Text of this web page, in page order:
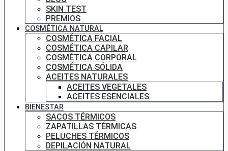
SKIN TEST
PREMIOS
COSMÉTICA NATURAL
COSMÉTICA FACIAL
COSMÉTICA CAPILAR
COSMÉTICA CORPORAL
COSMÉTICA SÓLIDA
ACEITES NATURALES
ACEITES VEGETALES
ACEITES ESENCIALES
BIENESTAR
SACOS TÉRMICOS
ZAPATILLAS TÉRMICAS
PELUCHES TÉRMICOS
DEPILACIÓN NATURAL